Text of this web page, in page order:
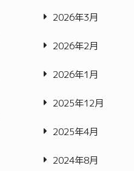
2026年3月
2026年2月
2026年1月
2025年12月
2025年4月
2024年8月